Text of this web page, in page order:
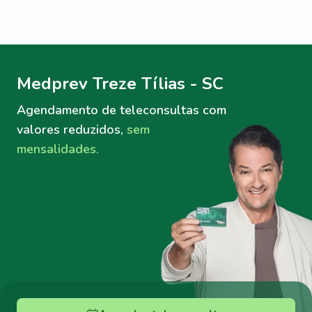
Medprev Treze Tílias - SC
Agendamento de teleconsultas com
valores reduzidos, sem
mensalidades.